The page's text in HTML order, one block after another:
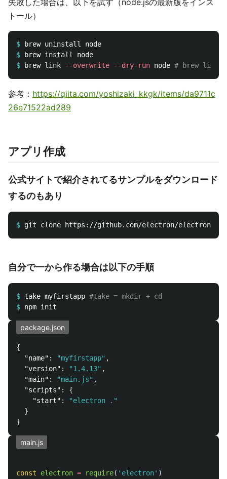
失敗した場合は、以下を試す（node.jsの最新版をインス
トール）
$
$
brew install
$
brew link --overwrite --dry-run node # brew link
参考： https://qiita.com/yoshizaki_kkgk/items/da9711c
26e71522ad289
アプリ作成
公式サイトで紹介されてるサンプルをダウンロード
するのもあり
$
自分で一から作る場合は以下の手順
$ take myfirstapp #take = mkdir + cd
$
package.json
{
"name" : "myfirstapp" ,
"version" : "1.4.13" ,
"main" : "main.js" ,
"scripts" :
{
"start" :
"electron ."
}
}
main.js
const electron = require( ' electron' )